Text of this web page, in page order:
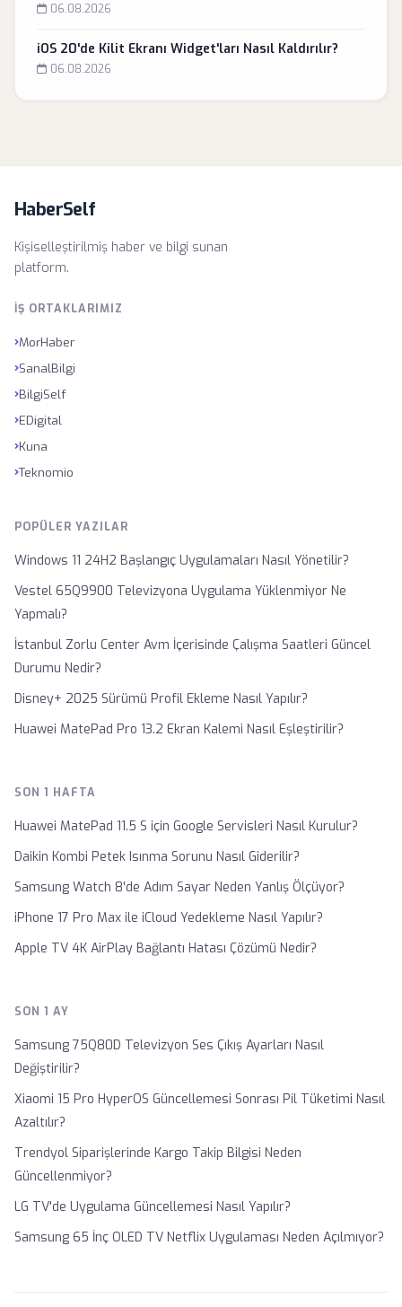
06.08.2026
iOS 20'de Kilit Ekranı Widget'ları Nasıl Kaldırılır?
06.08.2026
HaberSelf
Kişiselleştirilmiş haber ve bilgi sunan
platform.
İŞ ORTAKLARIMIZ
›MorHaber
›SanalBilgi
›BilgiSelf
›EDigital
›Kuna
›Teknomio
POPÜLER YAZILAR
Windows 11 24H2 Başlangıç Uygulamaları Nasıl Yönetilir?
Vestel 65Q9900 Televizyona Uygulama Yüklenmiyor Ne
Yapmalı?
İstanbul Zorlu Center Avm İçerisinde Çalışma Saatleri Güncel
Durumu Nedir?
Disney+ 2025 Sürümü Profil Ekleme Nasıl Yapılır?
Huawei MatePad Pro 13.2 Ekran Kalemi Nasıl Eşleştirilir?
SON 1 HAFTA
Huawei MatePad 11.5 S için Google Servisleri Nasıl Kurulur?
Daikin Kombi Petek Isınma Sorunu Nasıl Giderilir?
Samsung Watch 8'de Adım Sayar Neden Yanlış Ölçüyor?
iPhone 17 Pro Max ile iCloud Yedekleme Nasıl Yapılır?
Apple TV 4K AirPlay Bağlantı Hatası Çözümü Nedir?
SON 1 AY
Samsung 75Q80D Televizyon Ses Çıkış Ayarları Nasıl
Değiştirilir?
Xiaomi 15 Pro HyperOS Güncellemesi Sonrası Pil Tüketimi Nasıl
Azaltılır?
Trendyol Siparişlerinde Kargo Takip Bilgisi Neden
Güncellenmiyor?
LG TV'de Uygulama Güncellemesi Nasıl Yapılır?
Samsung 65 İnç OLED TV Netflix Uygulaması Neden Açılmıyor?